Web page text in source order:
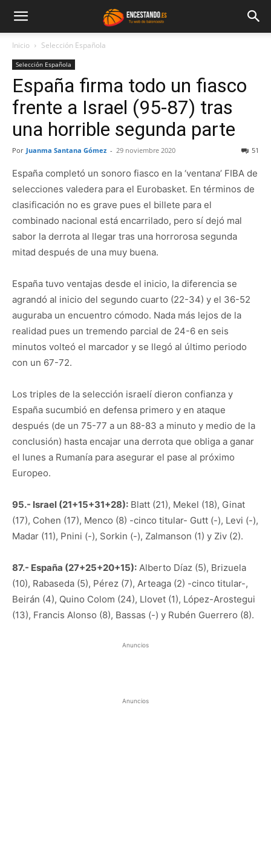
Inicio Selección Española
Selección Española
España firma todo un fiasco
frente a Israel (95-87) tras
una horrible segunda parte
Por Juanma Santana Gómez - 29 noviembre 2020 51
España completó un sonoro fiasco en la ‘ventana’ FIBA de
selecciones valedera para el Eurobasket. En términos de
clasificación no es grave pues el billete para el
combinado nacional está encarrilado, pero sí dejó mal
sabor la derrota al llegar tras una horrorosa segunda
mitad después de una muy buena.
España tuvo ventajas desde el inicio, la diferencia se
agrandó al inicio del segundo cuarto (22-34) y el 36-52
auguraba un encuentro cómodo. Nada más lejos de la
realidad pues un tremendo parcial de 24-6 en seis
minutos volteó el marcador y se llegó al último periodo
con un 67-72.
Los triples de la selección israelí dieron confianza y
España sucumbió en defensa primero y en ataque
después (de un 75-77 a un 88-83 a minuto y medio de la
conclusión) hasta encajar una derrota que obliga a ganar
el lunes a Rumanía para asegurar el pase al próximo
Europeo.
95.- Israel (21+15+31+28): Blatt (21), Mekel (18), Ginat
(17), Cohen (17), Menco (8) -cinco titular- Gutt (-), Levi (-),
Madar (11), Pnini (-), Sorkin (-), Zalmanson (1) y Ziv (2).
87.- España (27+25+20+15): Alberto Díaz (5), Brizuela
(10), Rabaseda (5), Pérez (7), Arteaga (2) -cinco titular-,
Beirán (4), Quino Colom (24), Llovet (1), López-Arostegui
(13), Francis Alonso (8), Bassas (-) y Rubén Guerrero (8).
Anuncios
Anuncios